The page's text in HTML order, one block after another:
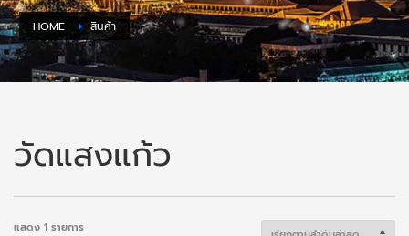
HOME สินค้า
วัดแสงแก้ว
แสดง 1 รายการ